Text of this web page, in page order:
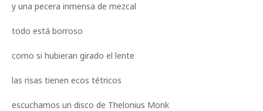
y una pecera inmensa de mezcal
todo está borroso
como si hubieran girado el lente
las risas tienen ecos tétricos
escuchamos un disco de Thelonius Monk